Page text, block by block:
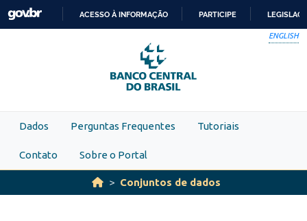
Skip to main content
PARA
O
CONTEÚDO
ACESSO À INFORMAÇÃO PARTICIPE
ENGLISH
Dados Perguntas Frequentes Tutoriais
Contato Sobre o Portal
Conjuntos de dados